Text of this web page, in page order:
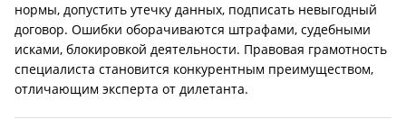
нормы, допустить утечку данных, подписать невыгодный
договор. Ошибки оборачиваются штрафами, судебными
исками, блокировкой деятельности. Правовая грамотность
специалиста становится конкурентным преимуществом,
отличающим эксперта от дилетанта.